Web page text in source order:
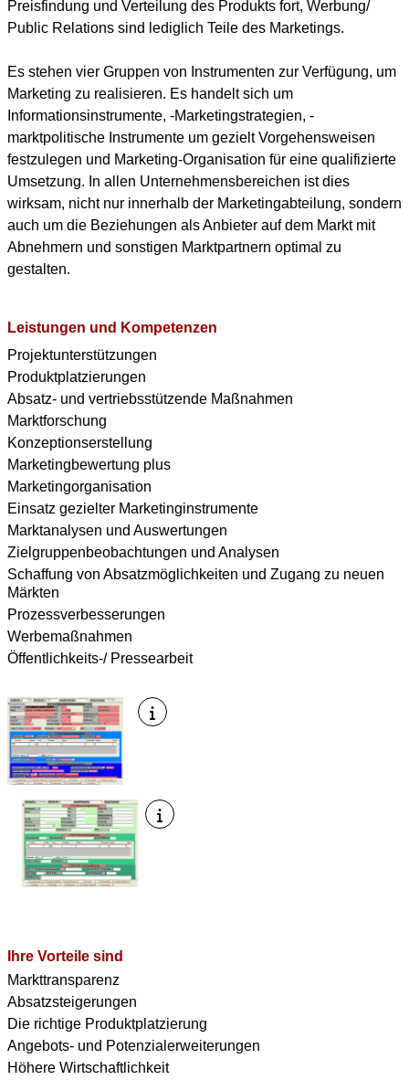
Preisfindung und Verteilung des Produkts fort, Werbung/
Public Relations sind lediglich Teile des Marketings.
Es stehen vier Gruppen von Instrumenten zur Verfügung, um
Marketing zu realisieren. Es handelt sich um
Informationsinstrumente, -Marketingstrategien, -
marktpolitische Instrumente um gezielt Vorgehensweisen
festzulegen und Marketing-Organisation für eine qualifizierte
Umsetzung. In allen Unternehmensbereichen ist dies
wirksam, nicht nur innerhalb der Marketingabteilung, sondern
auch um die Beziehungen als Anbieter auf dem Markt mit
Abnehmern und sonstigen Marktpartnern optimal zu
gestalten.
Leistungen und Kompetenzen
Projektunterstützungen
Produktplatzierungen
Absatz- und vertriebsstützende Maßnahmen
Marktforschung
Konzeptionserstellung
Marketingbewertung plus
Marketingorganisation
Einsatz gezielter Marketinginstrumente
Marktanalysen und Auswertungen
Zielgruppenbeobachtungen und Analysen
Schaffung von Absatzmöglichkeiten und Zugang zu neuen
Märkten
Prozessverbesserungen
Werbemaßnahmen
Öffentlichkeits-/ Pressearbeit
Ihre Vorteile sind
Markttransparenz
Absatzsteigerungen
Die richtige Produktplatzierung
Angebots- und Potenzialerweiterungen
Höhere Wirtschaftlichkeit